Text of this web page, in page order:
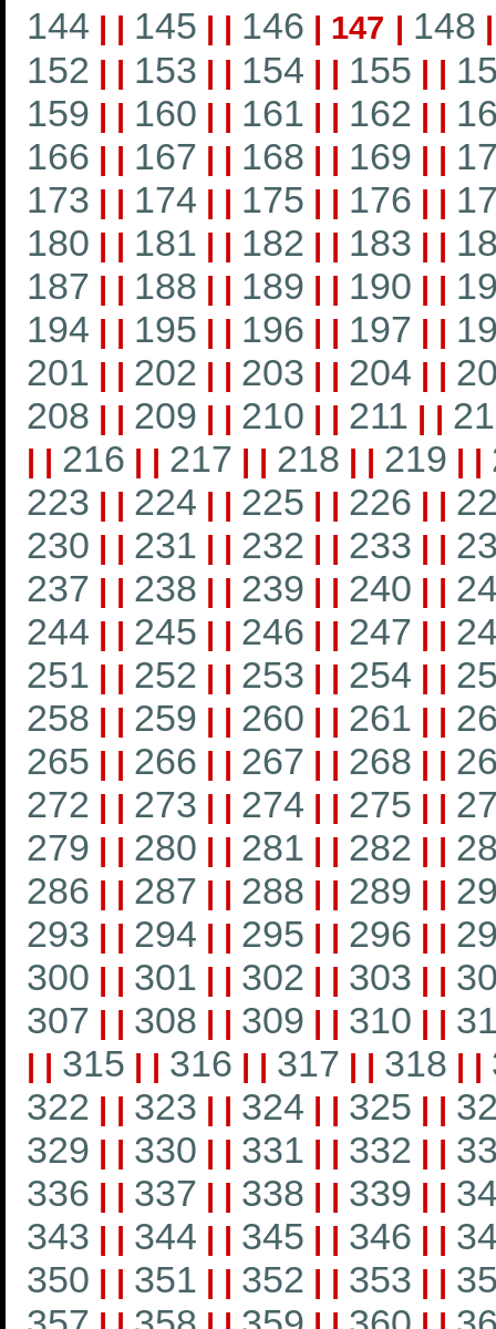
144 | | 145 | | 146 | 147 | 148
152 | | 153 | | 154 | | 155 | |
159 | | 160 | | 161 | | 162 | |
166 | | 167 | | 168 | | 169 | |
173 | | 174 | | 175 | | 176 | |
180 | | 181 | | 182 | | 183 | |
187 | | 188 | | 189 | | 190 | |
194 | | 195 | | 196 | | 197 | |
201 | | 202 | | 203 | | 204 | |
208 | | 209 | | 210 | | 211 | |
| | 216 | | 217 | | 218 | | 219 | |
223 | | 224 | | 225 | | 226 | |
230 | | 231 | | 232 | | 233 | |
237 | | 238 | | 239 | | 240 | |
244 | | 245 | | 246 | | 247 | |
251 | | 252 | | 253 | | 254 | |
258 | | 259 | | 260 | | 261 | |
265 | | 266 | | 267 | | 268 | |
272 | | 273 | | 274 | | 275 | |
279 | | 280 | | 281 | | 282 | |
286 | | 287 | | 288 | | 289 | |
293 | | 294 | | 295 | | 296 | |
300 | | 301 | | 302 | | 303 | |
307 | | 308 | | 309 | | 310 | |
| | 315 | | 316 | | 317 | | 318 | |
322 | | 323 | | 324 | | 325 | |
329 | | 330 | | 331 | | 332 | |
336 | | 337 | | 338 | | 339 | |
343 | | 344 | | 345 | | 346 | |
350 | | 351 | | 352 | | 353 | |